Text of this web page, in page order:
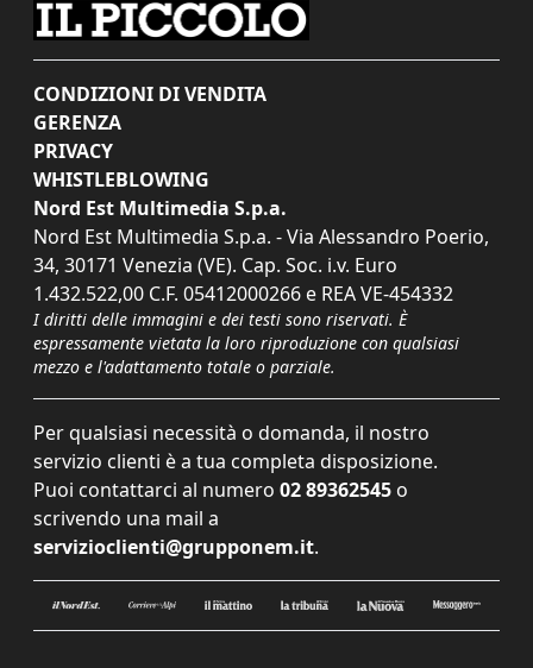
CONDIZIONI DI VENDITA
GERENZA
PRIVACY
WHISTLEBLOWING
Nord Est Multimedia S.p.a.
Nord Est Multimedia S.p.a. - Via Alessandro Poerio,
34, 30171 Venezia (VE). Cap. Soc. i.v. Euro
1.432.522,00 C.F. 05412000266 e REA VE-454332
I diritti delle immagini e dei testi sono riservati. È
espressamente vietata la loro riproduzione con qualsiasi
mezzo e l'adattamento totale o parziale.
Per qualsiasi necessità o domanda, il nostro
servizio clienti è a tua completa disposizione.
Puoi contattarci al numero 02 89362545 o
scrivendo una mail a
servizioclienti@grupponem.it.